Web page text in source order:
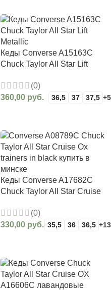
Кеды Converse A15163C
Chuck Taylor All Star Lift
(0)
360,00 руб. 36,5 37 37,5 +5
Кеды Сonverse A17682C
Сhuck Taylor All Star Cruise
(0)
330,00 руб. 35,5 36 36,5 +13